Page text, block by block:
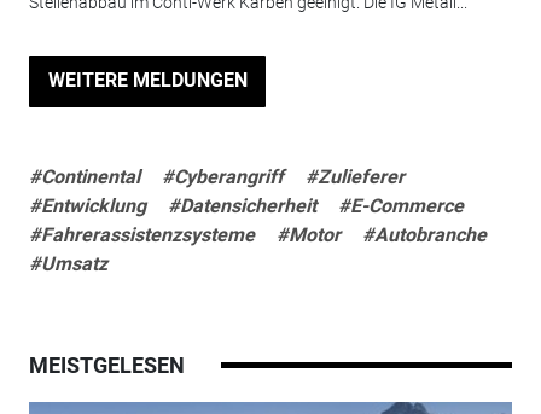
WEITERE MELDUNGEN
#Continental #Cyberangriff
#Zulieferer
#Entwicklung
#Datensicherheit
#E-Commerce
#Fahrerassistenzsysteme
#Motor
#Autobranche
#Umsatz
MEISTGELESEN